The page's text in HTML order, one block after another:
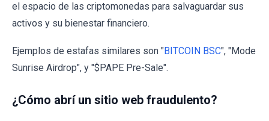
el espacio de las criptomonedas para salvaguardar sus
activos y su bienestar financiero.
Ejemplos de estafas similares son "BITCOIN BSC", "Mode
Sunrise Airdrop", y "$PAPE Pre-Sale".
¿Cómo abrí un sitio web fraudulento?